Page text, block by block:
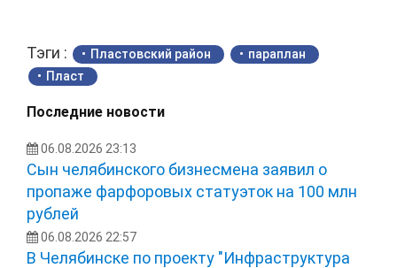
Тэги : Пластовский район
параплан
Пласт
Последние новости
06.08.2026 23:13
Сын челябинского бизнесмена заявил о
пропаже фарфоровых статуэток на 100 млн
рублей
06.08.2026 22:57
В Челябинске по проекту "Инфраструктура